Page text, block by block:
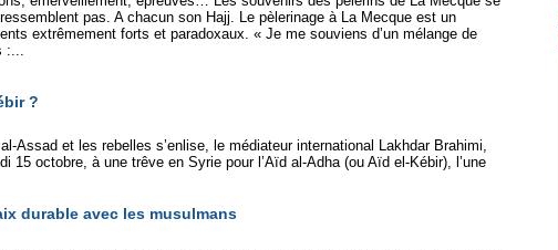
pas. A chacun son Hajj. Le pèlerinage à La Mecque est un
extrêmement forts et paradoxaux. « Je me souviens d’un mélange de
:...
?
Assad et les rebelles s’enlise, le médiateur international Lakhdar Brahimi,
15 octobre, à une trêve en Syrie pour l’Aïd al-Adha (ou Aïd el-Kébir), l’une
durable avec les musulmans